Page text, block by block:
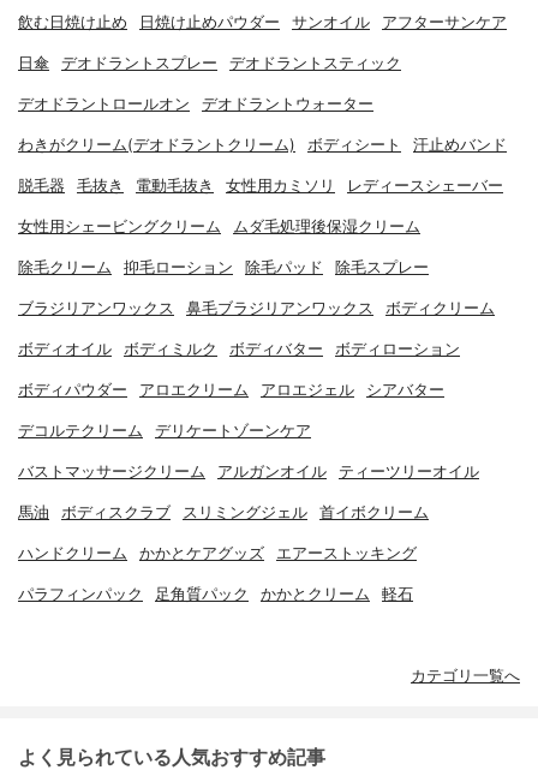
飲む日焼け止め 日焼け止めパウダー サンオイル アフターサンケア
日傘 デオドラントスプレー デオドラントスティック
デオドラントロールオン デオドラントウォーター
わきがクリーム(デオドラントクリーム) ボディシート 汗止めバンド
脱毛器 毛抜き 電動毛抜き 女性用カミソリ レディースシェーバー
女性用シェービングクリーム ムダ毛処理後保湿クリーム
除毛クリーム 抑毛ローション 除毛パッド 除毛スプレー
ブラジリアンワックス 鼻毛ブラジリアンワックス ボディクリーム
ボディオイル ボディミルク ボディバター ボディローション
ボディパウダー アロエクリーム アロエジェル シアバター
デコルテクリーム デリケートゾーンケア
バストマッサージクリーム アルガンオイル ティーツリーオイル
馬油 ボディスクラブ スリミングジェル 首イボクリーム
ハンドクリーム かかとケアグッズ エアーストッキング
パラフィンパック 足角質パック かかとクリーム 軽石
カテゴリ一覧へ
よく見られている人気おすすめ記事